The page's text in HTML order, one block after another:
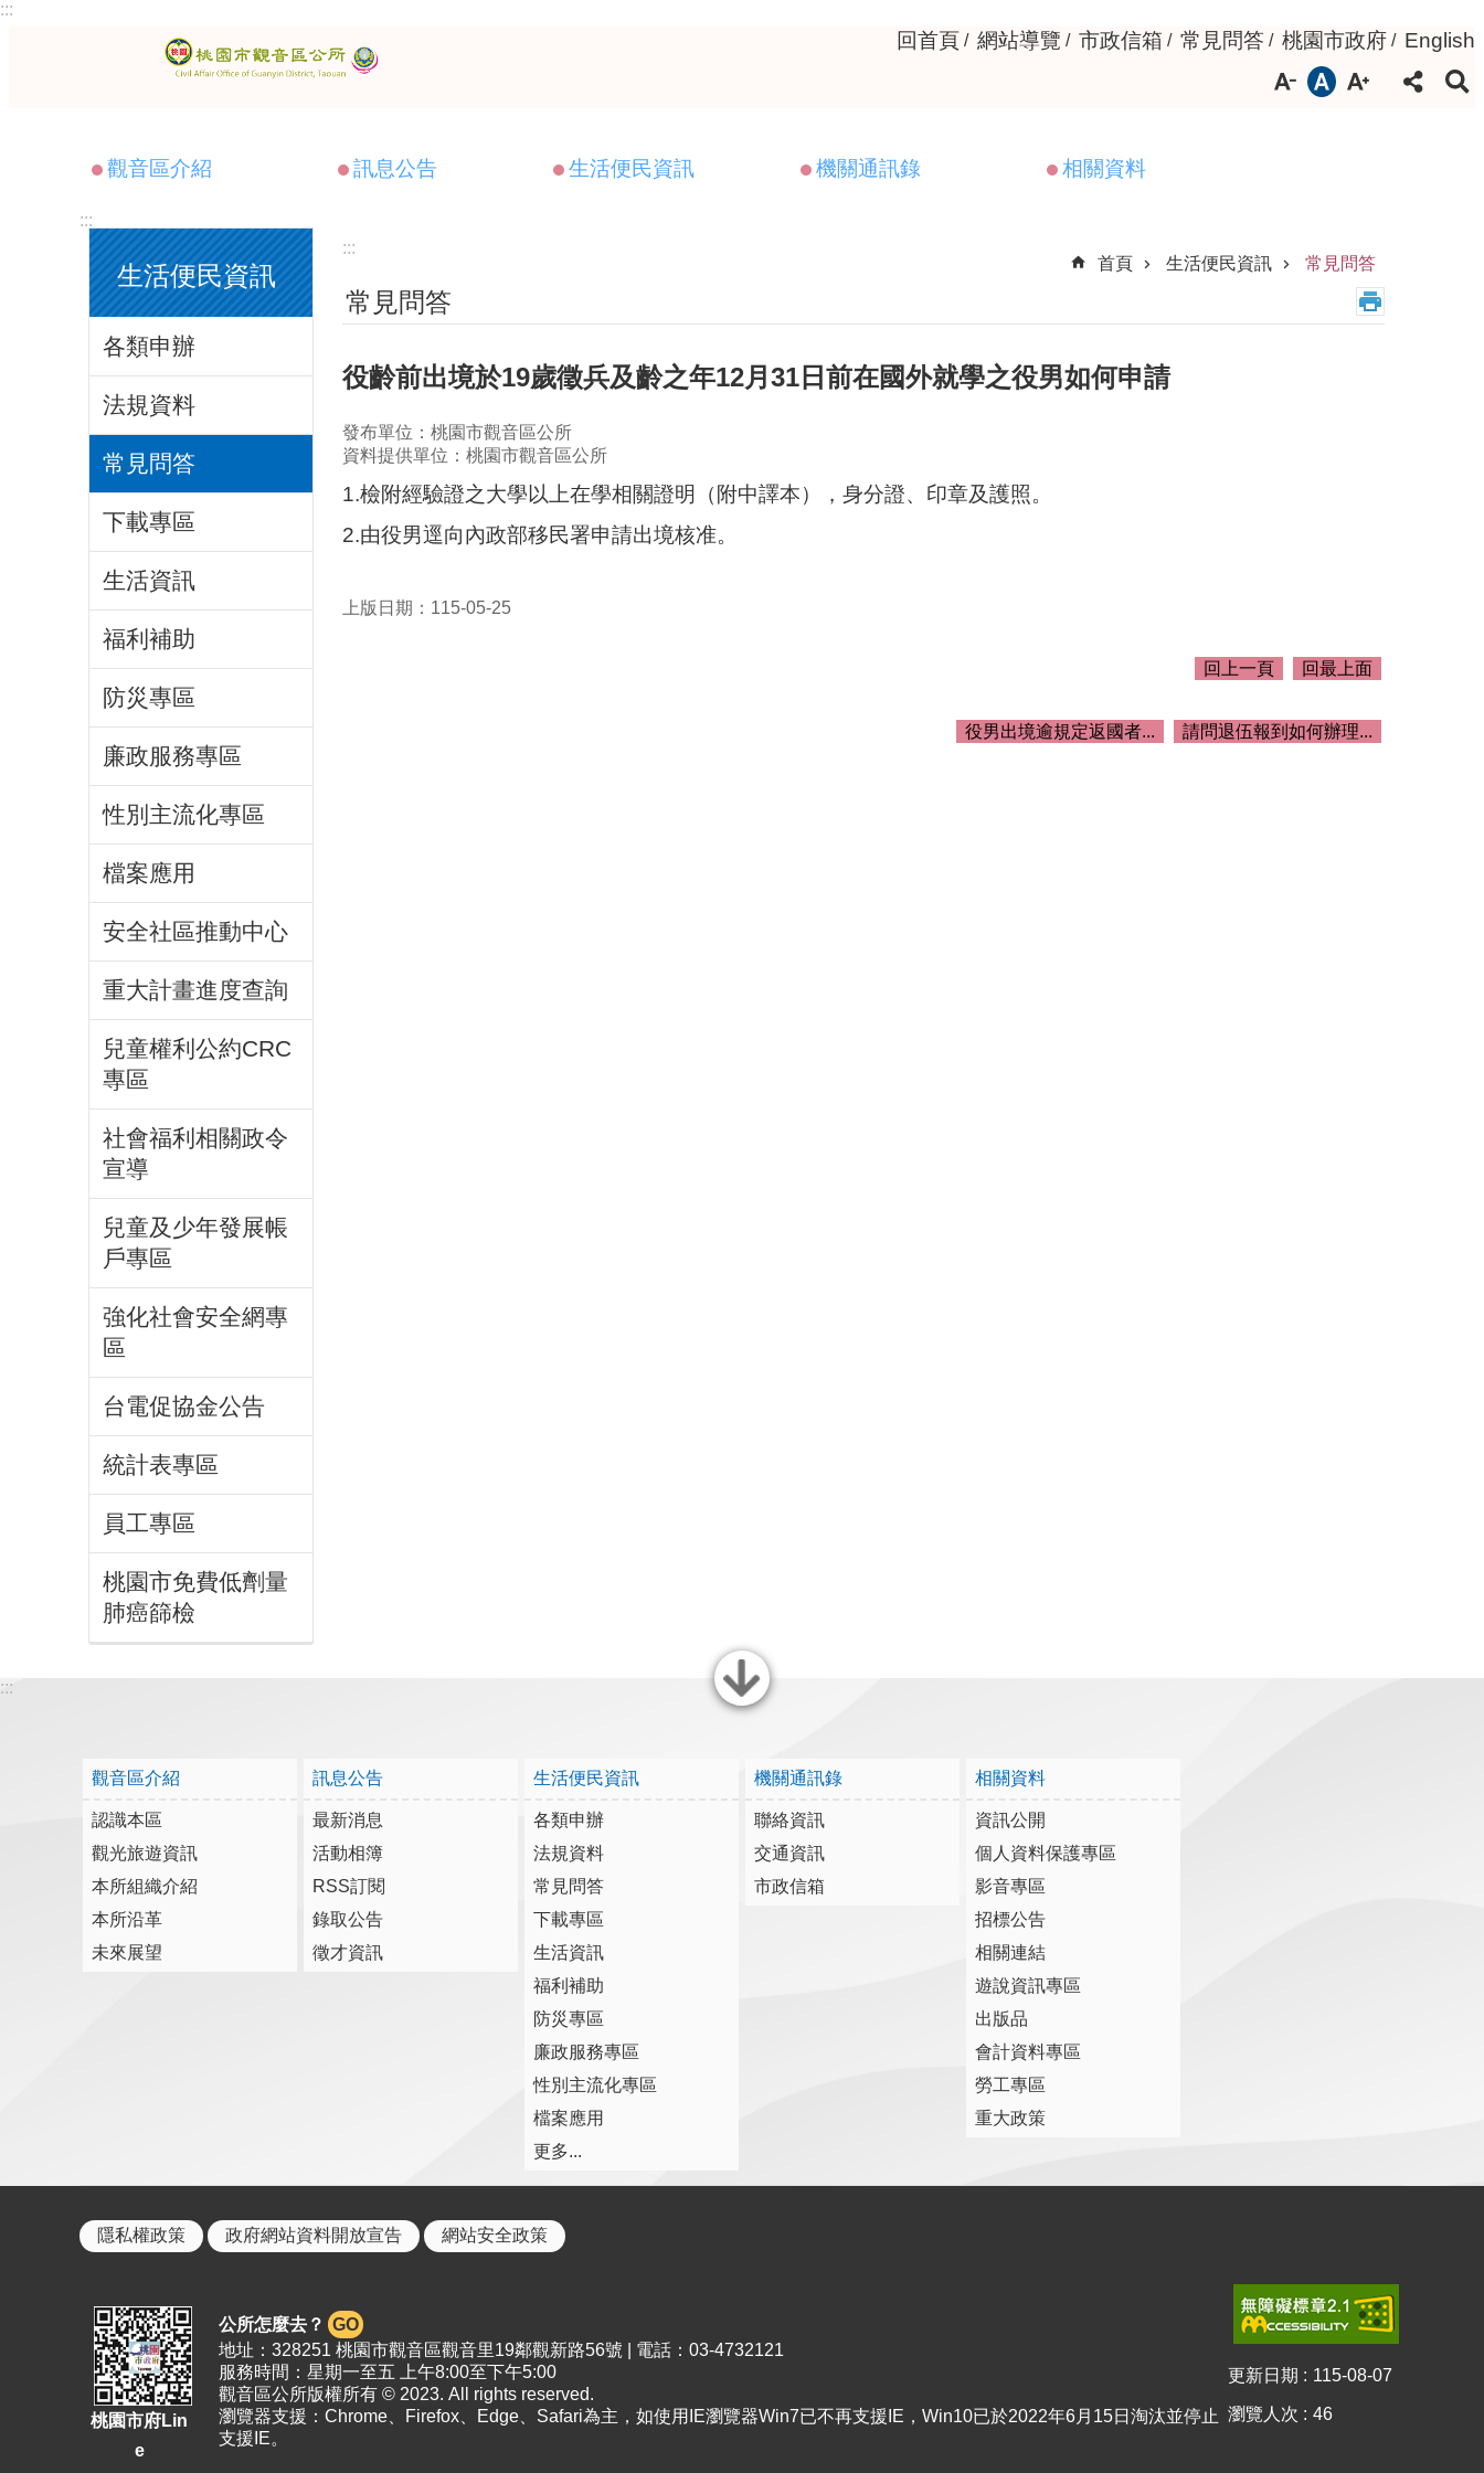
跳到主要內容區塊
:::
回首頁 網站導覽 市政信箱 常見問答 桃園市政府 English
觀音區介紹 訊息公告 生活便民資訊 機關通訊錄 相關資料
:::
生活便民資訊
各類申辦
法規資料
常見問答
下載專區
生活資訊
福利補助
防災專區
廉政服務專區
性別主流化專區
檔案應用
安全社區推動中心
重大計畫進度查詢
兒童權利公約CRC
專區
社會福利相關政令
宣導
兒童及少年發展帳
戶專區
強化社會安全網專
區
台電促協金公告
統計表專區
員工專區
桃園市免費低劑量
肺癌篩檢
:::
首頁
生活便民資訊 常見問答
常見問答
役齡前出境於19歲徵兵及齡之年12月31日前在國外就學之役男如何申請
發布單位：桃園市觀音區公所
資料提供單位：桃園市觀音區公所
1.檢附經驗證之大學以上在學相關證明（附中譯本），身分證、印章及護照。
2.由役男逕向內政部移民署申請出境核准。
上版日期：115-05-25
回上一頁 回最上面
役男出境逾規定返國者... 請問退伍報到如何辦理...
關閉
:::
觀音區介紹
認識本區
觀光旅遊資訊
本所組織介紹
本所沿革
未來展望
訊息公告
最新消息
活動相簿
RSS訂閱
錄取公告
徵才資訊
生活便民資訊
各類申辦
法規資料
常見問答
下載專區
生活資訊
福利補助
防災專區
廉政服務專區
性別主流化專區
檔案應用
更多...
機關通訊錄
聯絡資訊
交通資訊
市政信箱
相關資料
資訊公開
個人資料保護專區
影音專區
招標公告
相關連結
遊說資訊專區
出版品
會計資料專區
勞工專區
重大政策
隱私權政策 政府網站資料開放宣告 網站安全政策
桃園市府Lin
e
公所怎麼去？ GO
地址：328251 桃園市觀音區觀音里19鄰觀新路56號 | 電話：03-4732121
服務時間：星期一至五 上午8:00至下午5:00
觀音區公所版權所有 © 2023. All rights reserved.
瀏覽器支援：Chrome、Firefox、Edge、Safari為主，如使用IE瀏覽器Win7已不再支援IE，Win10已於2022年6月15日淘汰並停止
支援IE。
更新日期 115-08-07
瀏覽人次 46